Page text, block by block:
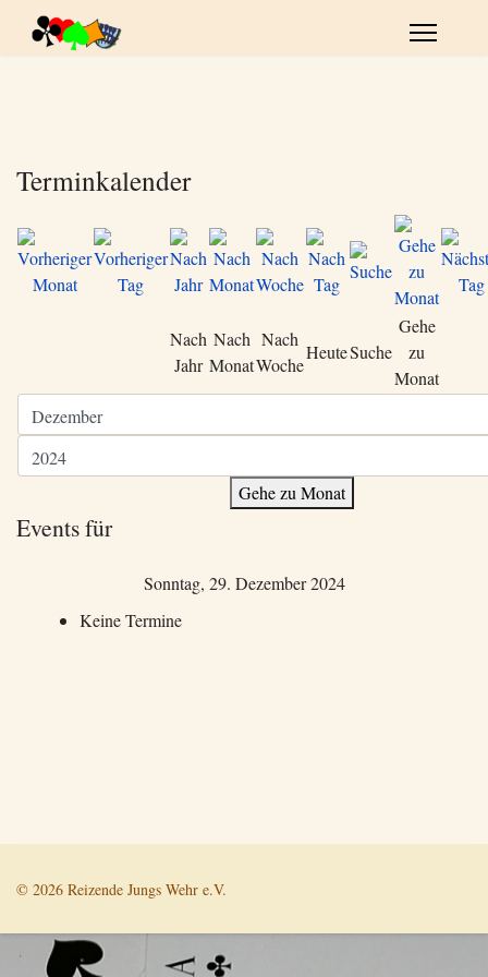
Terminkalender
Nach
Jahr
Nach
Monat
Nach
Woche
HeuteSuche
Gehe
zu
Monat
Gehe zu Monat
Events für
Sonntag, 29. Dezember 2024
Keine Termine
© 2026 Reizende Jungs Wehr e.V.